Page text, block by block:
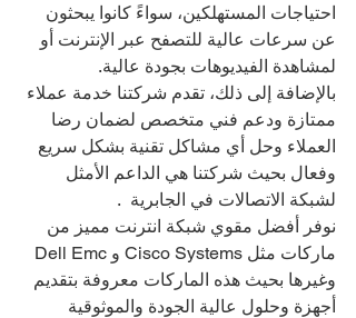
احتياجات المستهلكين، سواءً كانوا يبحثون
عن سرعات عالية للتصفح عبر الإنترنت أو
لمشاهدة الفيديوهات بجودة عالية.
بالإضافة إلى ذلك، تقدم شركتنا خدمة عملاء
ممتازة ودعم فني متخصص لضمان رضا
العملاء وحل أي مشاكل تقنية بشكل سريع
وفعال بحيث شركتنا هي الداعم الأمثل
لشبكة الاتصالات في الجابرية  .
نوفر أفضل مقوي شبكة انترنت مميز من
وغيرها بحيث هذه الماركات معروفة بتقديم
أجهزة وحلول عالية الجودة والموثوقية